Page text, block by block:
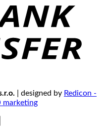
| designed by Redicon -
marketing